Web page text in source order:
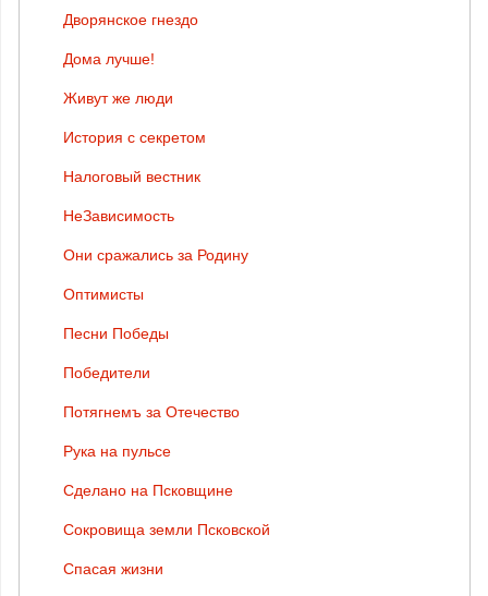
Дворянское гнездо
Дома лучше!
Живут же люди
История с секретом
Налоговый вестник
НеЗависимость
Они сражались за Родину
Оптимисты
Песни Победы
Победители
Потягнемъ за Отечество
Рука на пульсе
Сделано на Псковщине
Сокровища земли Псковской
Спасая жизни